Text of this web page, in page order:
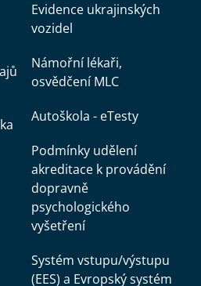
Evidence ukrajinských
vozidel
Námořní lékaři,
osvědčení MLC
Autoškola - eTesty
Podmínky udělení
akreditace k provádění
dopravně
psychologického
vyšetření
Systém vstupu/výstupu
(EES) a Evropský systém